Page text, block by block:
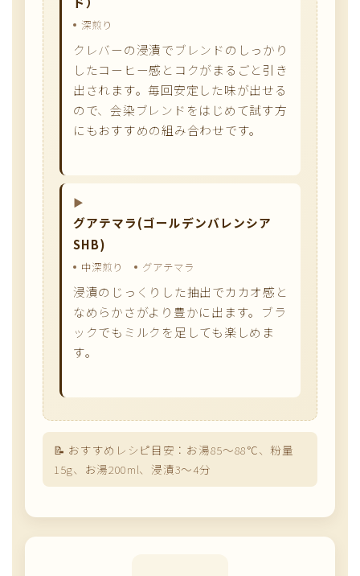
深煎り
クレバーの浸漬でブレンドのしっかり
したコーヒー感とコクがまるごと引き
出されます。毎回安定した味が出せる
ので、会染ブレンドをはじめて試す方
にもおすすめの組み合わせです。
グアテマラ(ゴールデンバレンシア
SHB)
中深煎り グアテマラ
浸漬のじっくりした抽出でカカオ感と
なめらかさがより豊かに出ます。ブラ
ックでもミルクを足しても楽しめま
す。
おすすめレシピ目安：お湯85〜88℃、粉量
15g、お湯200ml、浸漬3〜4分